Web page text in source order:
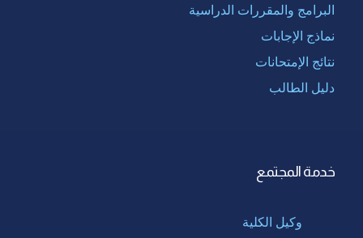
البرامج والمقررات الدراسية
نماذج الإجابات
نتائج الإمتحانات
دليل الطالب
خدمة المجتمع
وكيل الكلية